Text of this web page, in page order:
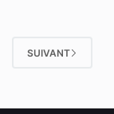
SUIVANT